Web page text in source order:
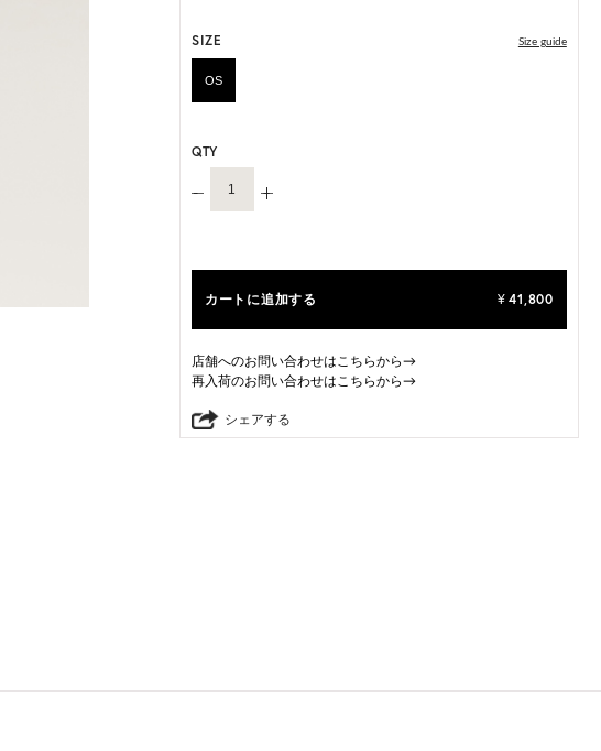
SIZE Size guide
OS
QTY
カートに追加する ¥ 41,800
店舗へのお問い合わせはこちらから→
再入荷のお問い合わせはこちらから→
シェアする